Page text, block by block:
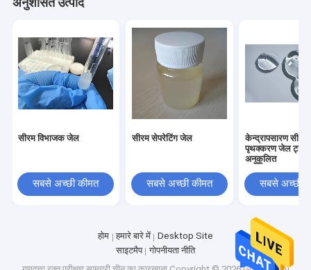
अनुशंसित उत्पाद
सीरम विभाजक जेल
सबसे अच्छी कीमत
सीरम सेपरेटिंग जेल
सबसे अच्छी कीमत
केन्द्रापसारण सीरम
पृथक्करण जेल ट्यूब
अनुकूलित
सबसे अच्छी
होम हमारे बारे में
Desktop Site
साइटमैप
गोपनीयता नीति